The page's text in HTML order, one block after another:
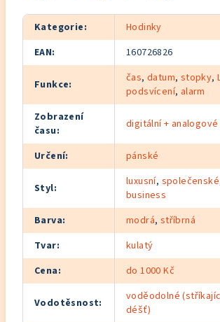
Kategorie:
Hodinky
EAN: 160726826
Funkce: čas,datum, stopky,
podsvícení, alarm
Zobrazení
času: digitální +
Určení: pánské
Styl: luxusní, společenské
business
Barva: modrá, stříbrná
Tvar:
kulatý
Cena: do 1000 Kč
Vodotěsnost:
voděodolné
déšť)